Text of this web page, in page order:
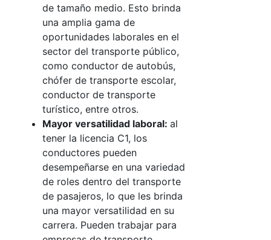
de tamaño medio. Esto brinda
una amplia gama de
oportunidades laborales en el
sector del transporte público,
como conductor de autobús,
chófer de transporte escolar,
conductor de transporte
turístico, entre otros.
Mayor versatilidad laboral: al
tener la licencia C1, los
conductores pueden
desempeñarse en una variedad
de roles dentro del transporte
de pasajeros, lo que les brinda
una mayor versatilidad en su
carrera. Pueden trabajar para